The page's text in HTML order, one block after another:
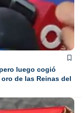
luego cogió
de las Reinas del